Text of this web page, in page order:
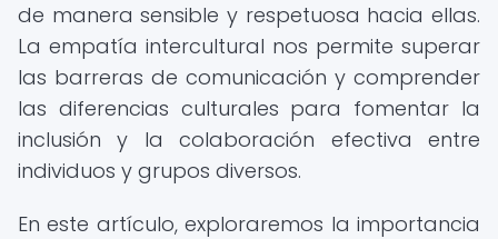
de manera sensible y respetuosa hacia ellas.
La empatía intercultural nos permite superar
las barreras de comunicación y comprender
las diferencias culturales para fomentar la
inclusión y la colaboración efectiva entre
individuos y grupos diversos.
En este artículo, exploraremos la importancia